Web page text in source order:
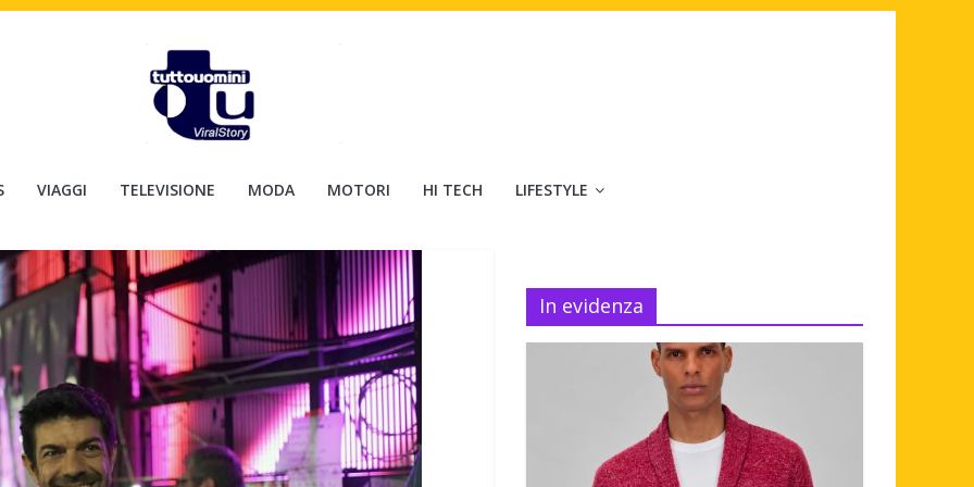
VIAGGI TELEVISIONE MODA MOTORI HI TECH LIFESTYLE
In evidenza